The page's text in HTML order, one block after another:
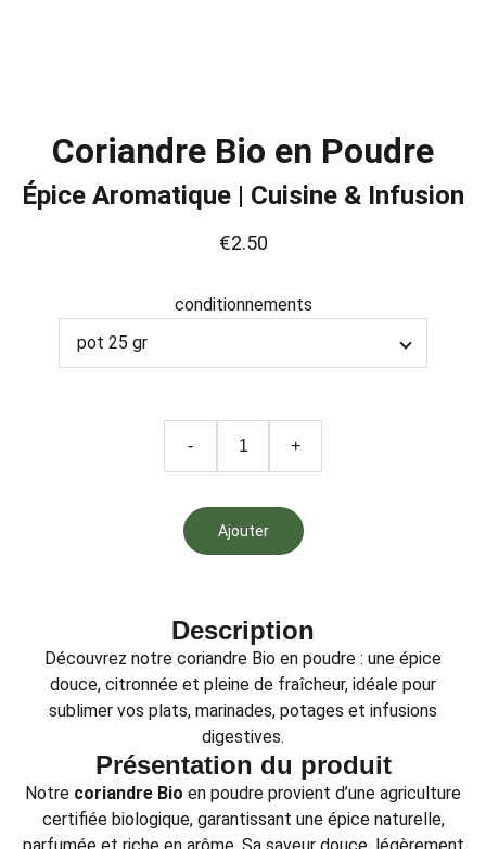
Coriandre Bio en Poudre
Épice Aromatique | Cuisine & Infusion
€2.50
conditionnements
- +
Ajouter
Description
Découvrez notre coriandre Bio en poudre : une épice
douce, citronnée et pleine de fraîcheur, idéale pour
sublimer vos plats, marinades, potages et infusions
digestives.
Présentation du produit
Notre coriandre Bio en poudre provient d’une agriculture
certifiée biologique, garantissant une épice naturelle,